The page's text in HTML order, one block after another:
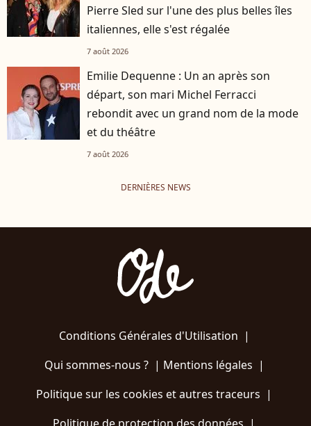
Pierre Sled sur l'une des plus belles îles
italiennes, elle s'est régalée
7 août 2026
Emilie Dequenne : Un an après son
départ, son mari Michel Ferracci
rebondit avec un grand nom de la mode
et du théâtre
7 août 2026
DERNIÈRES NEWS
Conditions Générales d'Utilisation |
Qui sommes-nous ?| Mentions légales |
Politique sur les cookies et autres traceurs |